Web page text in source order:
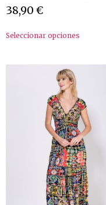
38,90 €
Seleccionar opciones